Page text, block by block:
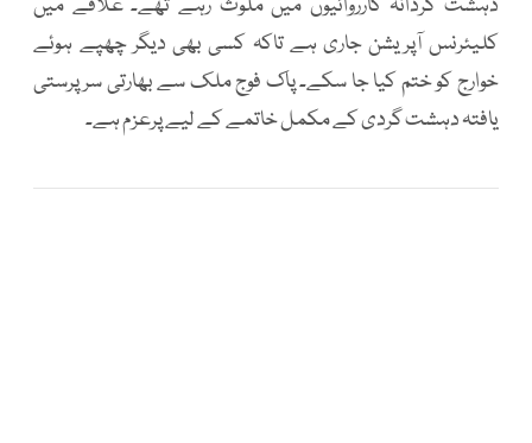
دہشت گردانہ کارروائیوں میں ملوث رہے تھے۔ علاقے میں
کلیئرنس آپریشن جاری ہے تاکہ کسی بھی دیگر چھپے ہوئے
خوارج کو ختم کیا جا سکے۔ پاک فوج ملک سے بھارتی سرپرستی
یافتہ دہشت گردی کے مکمل خاتمے کے لیے پرعزم ہے۔